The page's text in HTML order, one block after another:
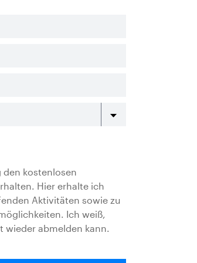
kostenlosen
Hier erhalte ich
Aktivitäten sowie zu
Ich weiß,
wieder abmelden kann.